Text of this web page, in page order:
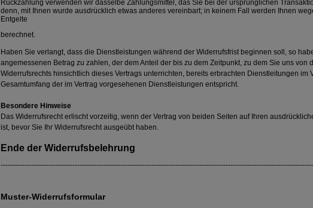
Rückzahlung verwenden wir dasselbe Zahlungsmittel, das Sie bei der ursprünglichen
denn, mit Ihnen wurde ausdrücklich etwas anderes vereinbart; in keinem Fall werden Ihnen
Entgelte
berechnet.
Haben Sie verlangt, dass die Dienstleistungen während der Widerrufsfrist beginnen soll, so
angemessenen Betrag zu zahlen, der dem Anteil der bis zu dem Zeitpunkt, zu dem Sie uns von
Widerrufsrechts hinsichtlich dieses Vertrags unterrichten, bereits erbrachten Dienstleitungen im
Gesamtumfang der im Vertrag vorgesehenen Dienstleistungen entspricht.
Besondere Hinweise
Das Widerrufsrecht erlischt vorzeitig, wenn der Vertrag von beiden Seiten auf Ihren
ist, bevor Sie Ihr Widerrufsrecht ausgeübt haben.
Ende der Widerrufsbelehrung
Muster-Widerrufsformular